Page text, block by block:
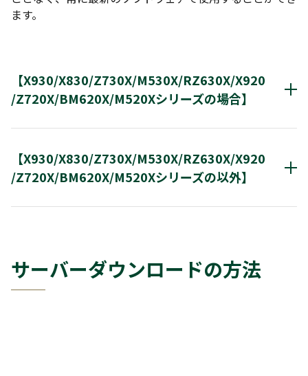
ます。
【X930/X830/Z730X/M530X/RZ630X/X920
/Z720X/BM620X/M520Xシリーズの場合】
機種によっては、操作手順が異なる場合があります。詳しくは、各機種の取
扱説明書でご確認ください。
【X930/X830/Z730X/M530X/RZ630X/X920
/Z720X/BM620X/M520Xシリーズの以外】
サーバーダウンロードの方法
4. 方向キー（上/下）で「その他」を選んで「決定」
ンを押し、その他のメニューへ移動します。
ニューへ移動します。
6. 方向キー（上/下）で「ネットワークによる更新」
んで「決定」ボタンを押します。
ソフトウェアのダウンロードが始まります。
※ ソフトウェアのダウンロード中は操作できません。